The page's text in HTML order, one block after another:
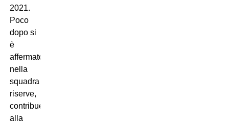
2021.
Poco
dopo si
è
affermato
nella
squadra
riserve,
contribuendo
alla